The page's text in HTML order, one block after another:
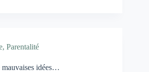
, Parentalité
idées…